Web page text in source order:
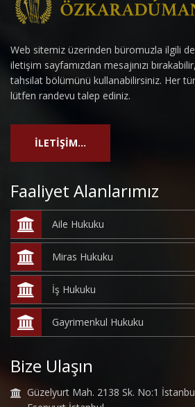
Web sitemiz üzerinden büromuzla ilgili
iletişim sayfamızdan mesajınızı
tahsilat bölümünü kullanabilirsiniz. Her
lütfen randevu talep ediniz.
İLETİŞİM...
Faaliyet Alanlarımız
Aile Hukuku
Miras Hukuku
İş Hukuku
Gayrimenkul Hukuku
Bize Ulaşın
Güzelyurt Mah. 2138 Sk. No:1